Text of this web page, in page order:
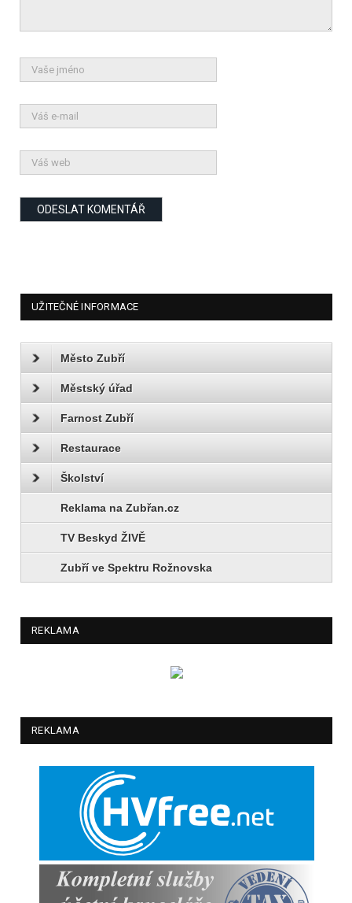
UŽITEČNÉ INFORMACE
Město Zubří
Městský úřad
Farnost Zubří
Restaurace
Školství
Reklama na Zubřan.cz
TV Beskyd ŽIVĚ
Zubří ve Spektru Rožnovska
REKLAMA
REKLAMA